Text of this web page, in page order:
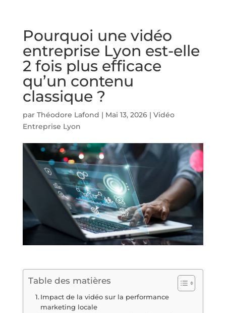
Pourquoi une vidéo
entreprise Lyon est-elle
2 fois plus efficace
qu’un contenu
classique ?
par Théodore Lafond | Mai 13, 2026| Vidéo
Entreprise Lyon
Table des matières
Impact de la vidéo sur la performance
marketing locale